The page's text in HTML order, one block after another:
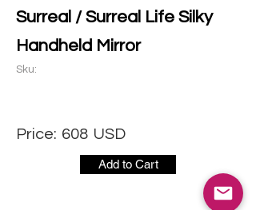
Surreal / Surreal Life Silky
Handheld Mirror
Sku:
Price: 608 USD
Add to Cart